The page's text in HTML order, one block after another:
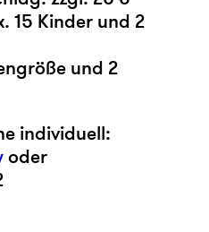
15 Kinder und 2
und 2
individuell:
oder